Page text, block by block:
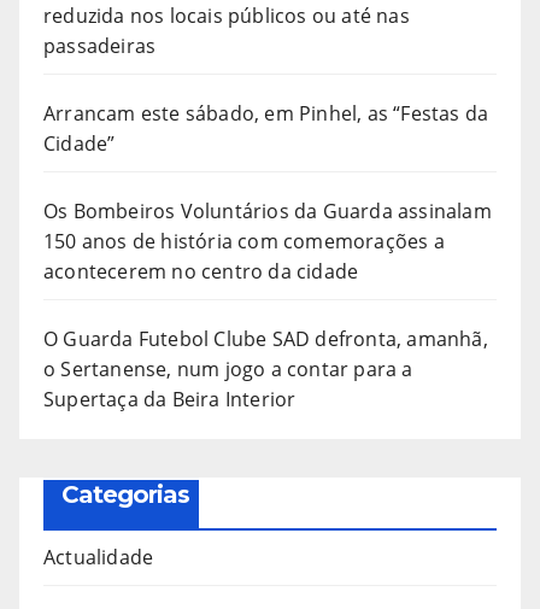
reduzida nos locais públicos ou até nas
passadeiras
Arrancam este sábado, em Pinhel, as “Festas da
Cidade”
Os Bombeiros Voluntários da Guarda assinalam
150 anos de história com comemorações a
acontecerem no centro da cidade
O Guarda Futebol Clube SAD defronta, amanhã,
o Sertanense, num jogo a contar para a
Supertaça da Beira Interior
Categorias
Actualidade